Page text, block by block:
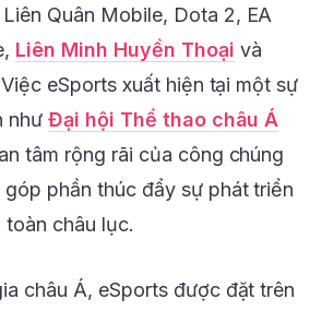
Quân Mobile, Dota 2, EA
Liên Minh Huyền Thoại và
eSports xuất hiện tại một sự
nhưĐại hội Thể thao châu Á
tâm rộng rãi của công chúng
phần thúc đẩy sự phát triển
toàn châu lục.
châu Á, eSports được đặt trên